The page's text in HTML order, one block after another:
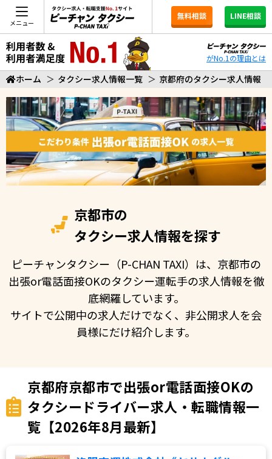
メニュー
無料相談 LINE相談
がNo.1の理由とは
ホーム ＞ タクシー求人情報一覧 ＞ 京都府のタクシー求人情報
京都市の
タクシー求人情報を探す
ピーチャンタクシー（P-CHAN TAXI）は、京都市の
出張or電話面接OKのタクシー運転手の求人情報を徹
底網羅しています。
サイトで公開中の求人だけでなく、非公開求人を会
員様にだけ紹介します。
京都府京都市で出張or電話面接OKの
タクシードライバー求人・転職情報一
覧【2026年8月最新】